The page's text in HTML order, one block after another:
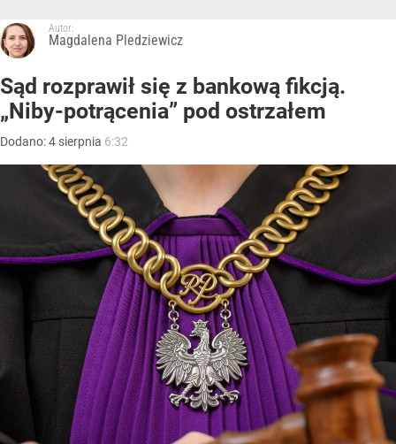
Autor:
Magdalena Pledziewicz
Sąd rozprawił się z bankową fikcją.
„Niby-potrącenia” pod ostrzałem
Dodano:4 sierpnia 6:32